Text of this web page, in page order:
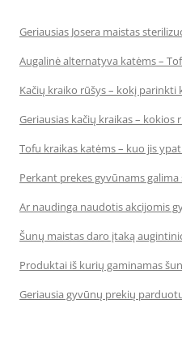
Geriausias Josera maistas
Augalinė alternatyva katėms –
Kačių kraiko rūšys – kokį parinkti
Geriausias kačių kraikas – kokios
Tofu kraikas katėms – kuo jis
Perkant prekes gyvūnams
Ar naudinga naudotis akcijomis
Šunų maistas daro įtaką
Produktai iš kurių gaminamas
Geriausia gyvūnų prekių